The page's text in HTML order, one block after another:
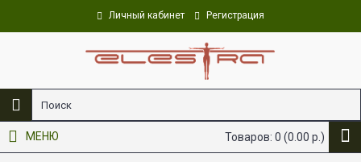
Личный кабинет Регистрация
Товаров: 0 (0.00 р.)
МЕНЮ